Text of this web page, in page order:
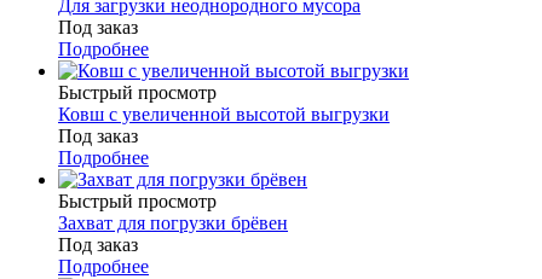
Для загрузки неоднородного мусора
Под заказ
Подробнее
Быстрый просмотр
Ковш с увеличенной высотой выгрузки
Под заказ
Подробнее
Быстрый просмотр
Захват для погрузки брёвен
Под заказ
Подробнее